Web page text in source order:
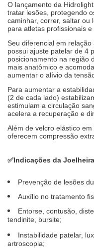
O lançamento da
tratar lesões, protegendo
caminhar, correr, saltar ou
para atletas profissionais e
Seu diferencial em
possui ajuste patelar de 4
posicionamento na região
mais anatômico e
aumentar o alívio da
Para aumentar a
(2 de cada lado)
estimulam a circulação
acelera a recuperação e
Além de velcro elástico
oferecem compressão
✅Indicações da
Prevenção de lesões
Auxílio no tratamento
Entorse, contusão,
tendinite, bursite;
Instabilidade patelar,
artroscopia;